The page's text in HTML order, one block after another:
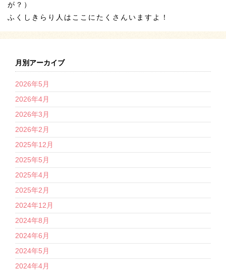
が？）
ふくしきらり人はここにたくさんいますよ！
月別アーカイブ
2026年5月
2026年4月
2026年3月
2026年2月
2025年12月
2025年5月
2025年4月
2025年2月
2024年12月
2024年8月
2024年6月
2024年5月
2024年4月